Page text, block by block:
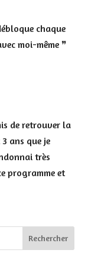
chaque
moi-même ❞
de retrouver la
ans que je
très
programme et